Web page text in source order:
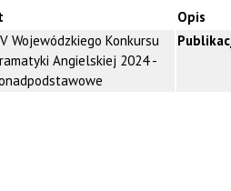
Opis
Wojewódzkiego Konkursu
Angielskiej 2024 -